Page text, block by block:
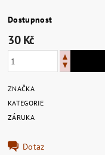
Dostupnost
30 Kč
ZNAČKA
KATEGORIE
ZÁRUKA
Dotaz